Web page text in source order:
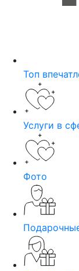
Топ
Услуги в
Фото